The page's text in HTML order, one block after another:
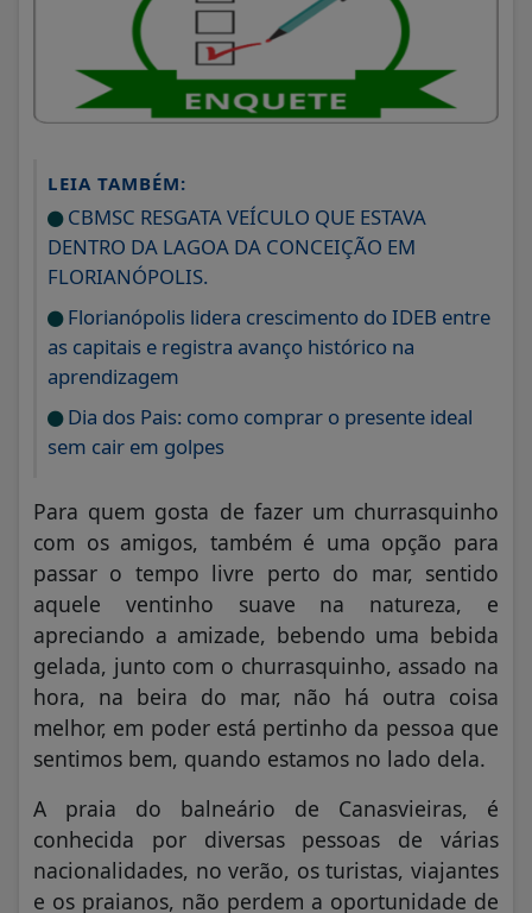
LEIA TAMBÉM:
CBMSC RESGATA VEÍCULO QUE ESTAVA
DENTRO DA LAGOA DA CONCEIÇÃO EM
FLORIANÓPOLIS.
Florianópolis lidera crescimento do IDEB entre
as capitais e registra avanço histórico na
aprendizagem
Dia dos Pais: como comprar o presente ideal
sem cair em golpes
Para quem gosta de fazer um churrasquinho
com os amigos, também é uma opção para
passar o tempo livre perto do mar, sentido
aquele ventinho suave na natureza, e
apreciando a amizade, bebendo uma bebida
gelada, junto com o churrasquinho, assado na
hora, na beira do mar, não há outra coisa
melhor, em poder está pertinho da pessoa que
sentimos bem, quando estamos no lado dela.
A praia do balneário de Canasvieiras, é
conhecida por diversas pessoas de várias
nacionalidades, no verão, os turistas, viajantes
e os praianos, não perdem a oportunidade de